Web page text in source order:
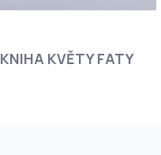
KNIHA KVĚTY FATY